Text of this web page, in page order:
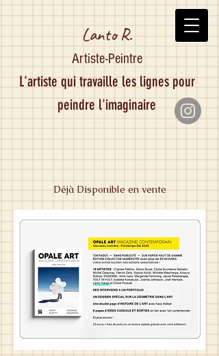
Lanto R.
Artiste-Peintre
L'artiste qui travaille les lignes pour
peindre l'imaginaire
Déjà Disponible en vente